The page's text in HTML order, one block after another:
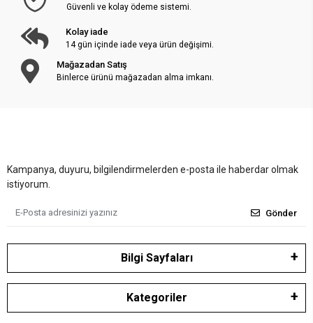
Güvenli ve kolay ödeme sistemi.
Kolay iade
14 gün içinde iade veya ürün değişimi.
Mağazadan Satış
Binlerce ürünü mağazadan alma imkanı.
Kampanya, duyuru, bilgilendirmelerden e-posta ile haberdar olmak
istiyorum.
Gönder
Bilgi Sayfaları
Kategoriler